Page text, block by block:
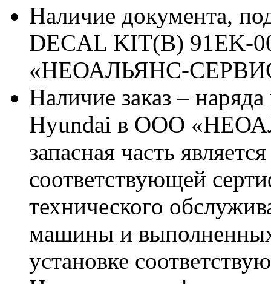
Наличие документа,
DECAL KIT(B) 91EK-
«НЕОАЛЬЯНС-
Наличие заказ –
Hyundai в ООО
запасная часть
соответствующей
технического
машины и
установке